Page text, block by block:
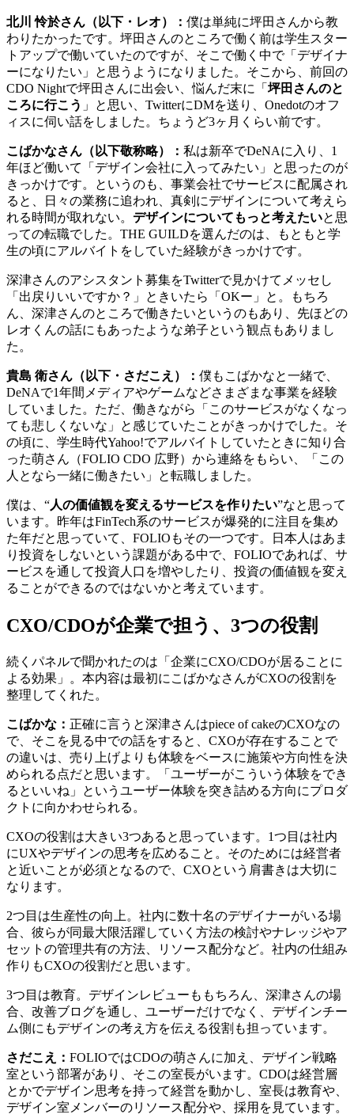
北川 怜於さん（以下・レオ）： 僕は単純に坪田さんから教
わりたかったです。坪田さんのところで働く前は学生スター
トアップで働いていたのですが、そこで働く中で「デザイナ
ーになりたい」と思うようになりました。そこから、前回の
CDO Nightで坪田さんに出会い、悩んだ末に「 坪田さんのと
ころに行こう 」と思い、TwitterにDMを送り、Onedotのオフ
ィスに伺い話をしました。ちょうど3ヶ月くらい前です。
こばかなさん（以下敬称略）： 私は新卒でDeNAに入り、1
年ほど働いて「デザイン会社に入ってみたい」と思ったのが
きっかけです。というのも、事業会社でサービスに配属され
ると、日々の業務に追われ、真剣にデザインについて考えら
れる時間が取れない。 デザインについてもっと考えたいと思
っての転職でした。THE GUILDを選んだのは、もともと学
生の頃にアルバイトをしていた経験がきっかけです。
深津さんのアシスタント募集をTwitterで見かけてメッセし
「出戻りいいですか？」ときいたら「OKー」と。もちろ
ん、深津さんのところで働きたいというのもあり、先ほどの
レオくんの話にもあったような弟子という観点もありまし
た。
貴島 衛さん（以下・さだこえ）： 僕もこばかなと一緒で、
DeNAで1年間メディアやゲームなどさまざまな事業を経験
していました。ただ、働きながら「このサービスがなくなっ
ても悲しくないな」と感じていたことがきっかけでした。そ
の頃に、学生時代Yahoo!でアルバイトしていたときに知り合
った萌さん（FOLIO CDO 広野）から連絡をもらい、「この
人となら一緒に働きたい」と転職しました。
僕は、“人の価値観を変えるサービスを作りたい”なと思って
います。昨年はFinTech系のサービスが爆発的に注目を集め
た年だと思っていて、FOLIOもその一つです。日本人はあま
り投資をしないという課題がある中で、FOLIOであれば、サ
ービスを通して投資人口を増やしたり、投資の価値観を変え
ることができるのではないかと考えています。
CXO/CDOが企業で担う、3つの役割
続くパネルで聞かれたのは「企業にCXO/CDOが居ることに
よる効果」。本内容は最初にこばかなさんがCXOの役割を
整理してくれた。
こばかな： 正確に言うと深津さんはpiece of cakeのCXOなの
で、そこを見る中での話をすると、CXOが存在することで
の違いは、売り上げよりも体験をベースに施策や方向性を決
められる点だと思います。「ユーザーがこういう体験をでき
るといいね」というユーザー体験を突き詰める方向にプロダ
クトに向かわせられる。
CXOの役割は大きい3つあると思っています。1つ目は社内
にUXやデザインの思考を広めること。そのためには経営者
と近いことが必須となるので、CXOという肩書きは大切に
なります。
2つ目は生産性の向上。社内に数十名のデザイナーがいる場
合、彼らが同最大限活躍していく方法の検討やナレッジやア
セットの管理共有の方法、リソース配分など。社内の仕組み
作りもCXOの役割だと思います。
3つ目は教育。デザインレビューももちろん、深津さんの場
合、改善ブログを通し、ユーザーだけでなく、デザインチー
ム側にもデザインの考え方を伝える役割も担っています。
さだこえ： FOLIOではCDOの萌さんに加え、デザイン戦略
室という部署があり、そこの室長がいます。CDOは経営層
とかでデザイン思考を持って経営を動かし、室長は教育や、
デザイン室メンバーのリソース配分や、採用を見ています。